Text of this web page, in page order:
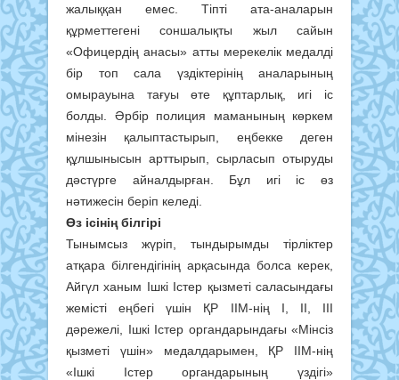
жалыққан емес. Тіпті ата-аналарын
құрметтегені соншалықты жыл сайын
«Офицердің анасы» атты мерекелік медалді
бір топ сала үздіктерінің аналарының
омырауына тағуы өте құптарлық, игі іс
болды. Әрбір полиция маманының көркем
мінезін қалыптастырып, еңбекке деген
құлшынысын арттырып, сырласып отыруды
дәстүрге айналдырған. Бұл игі іс өз
нәтижесін беріп келеді.
Өз ісінің білгірі
Тынымсыз жүріп, тындырымды тірліктер
атқара білгендігінің арқасында болса керек,
Айгүл ханым Ішкі Істер қызметі саласындағы
жемісті еңбегі үшін ҚР ІІМ-нің І, ІІ, ІІІ
дәрежелі, Ішкі Істер органдарындағы «Мінсіз
қызметі үшін» медалдарымен, ҚР ІІМ-нің
«Ішкі Істер органдарының үздігі»